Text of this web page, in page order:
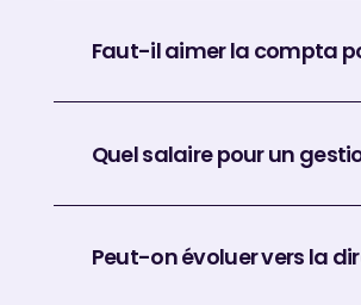
Faut-il aimer la compta
Quel salaire pour un
Peut-on évoluer vers la